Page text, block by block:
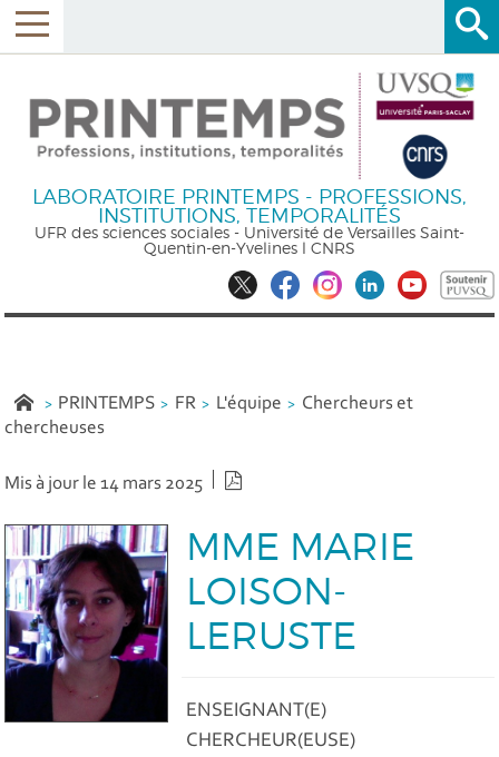
LABORATOIRE PRINTEMPS - PROFESSIONS,
INSTITUTIONS, TEMPORALITÉS
UFR des sciences sociales - Université de Versailles Saint-
Quentin-en-Yvelines l CNRS
PRINTEMPS FR L'équipe
Chercheurs et
chercheuses
Mis à jour le 14 mars 2025
MME MARIE
LOISON-
LERUSTE
ENSEIGNANT(E)
CHERCHEUR(EUSE)